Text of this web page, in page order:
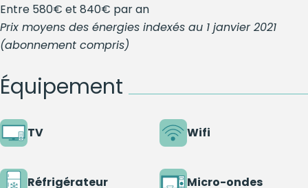
Entre 580€ et 840€ par an
Prix moyens des énergies indexés au 1 janvier 2021
(abonnement compris)
Équipement
TV Wifi
Réfrigérateur Micro-ondes